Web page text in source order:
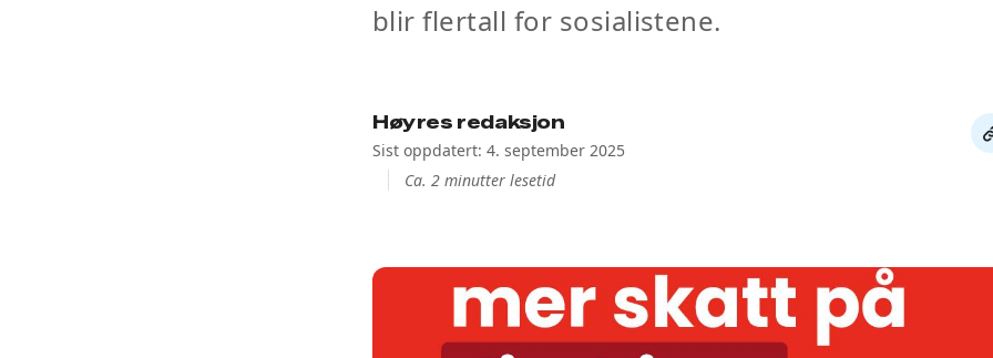
blir flertall for sosialistene.
Høyres redaksjon
Sist oppdatert: 4. september 2025
Ca. 2 minutter lesetid
link